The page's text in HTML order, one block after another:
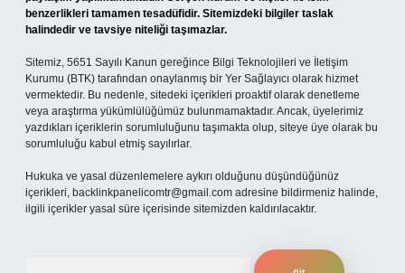
benzerlikleri tamamen tesadüfidir. Sitemizdeki bilgiler taslak
halindedir ve tavsiye niteliği taşımazlar.
Sitemiz, 5651 Sayılı Kanun gereğince Bilgi Teknolojileri ve İletişim
Kurumu (BTK) tarafından onaylanmış bir Yer Sağlayıcı olarak hizmet
vermektedir. Bu nedenle, sitedeki içerikleri proaktif olarak denetleme
veya araştırma yükümlülüğümüz bulunmamaktadır. Ancak, üyelerimiz
yazdıkları içeriklerin sorumluluğunu taşımakta olup, siteye üye olarak bu
sorumluluğu kabul etmiş sayılırlar.
Hukuka ve yasal düzenlemelere aykırı olduğunu düşündüğünüz
içerikleri, backlinkpanelicomtr@gmail.com adresine bildirmeniz halinde,
ilgili içerikler yasal süre içerisinde sitemizden kaldırılacaktır.